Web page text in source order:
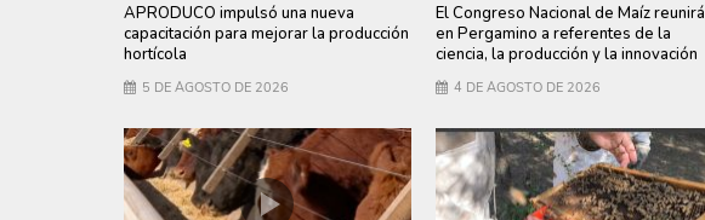
APRODUCO impulsó una nueva
capacitación para mejorar la producción
hortícola
5 DE AGOSTO DE 2026
El Congreso Nacional de Maíz reunirá
en Pergamino a referentes de la
ciencia, la producción y la innovación
4 DE AGOSTO DE 2026